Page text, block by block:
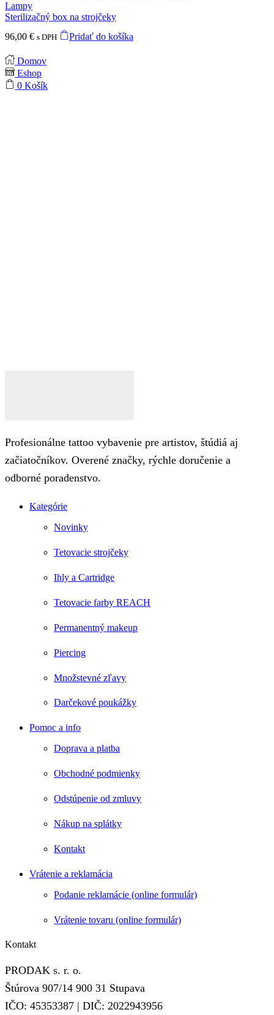
Lampy
Sterilizačný box na strojčeky
96,00 € s DPH Pridať do košíka
Domov
Eshop
0 Košík
Profesionálne tattoo vybavenie pre artistov, štúdiá aj
začiatočníkov. Overené značky, rýchle doručenie a
odborné poradenstvo.
Kategórie
Novinky
Tetovacie strojčeky
Ihly a Cartridge
Tetovacie farby REACH
Permanentný makeup
Piercing
Množstevné zľavy
Darčekové poukážky
Pomoc a info
Doprava a platba
Obchodné podmienky
Odstúpenie od zmluvy
Nákup na splátky
Kontakt
Vrátenie a reklamácia
Podanie reklamácie (online formulár)
Vrátenie tovaru (online formulár)
Kontakt
PRODAK s. r. o.
Štúrova 907/14 900 31 Stupava
IČO: 45353387 | DIČ: 2022943956